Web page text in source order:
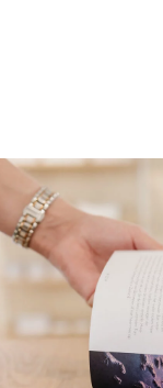
ENTRETIEN
LOISIRS
Jorick